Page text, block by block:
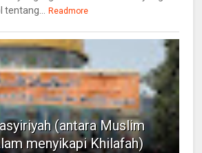
Readmore
(antara Muslim
menyikapi Khilafah)